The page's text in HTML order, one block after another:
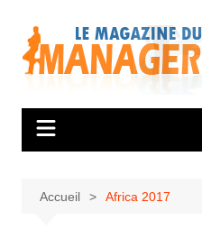
contenu
Accueil Africa 2017